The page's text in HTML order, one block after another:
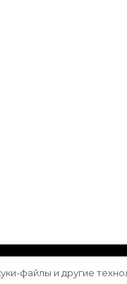
. Все права
файлы и другие